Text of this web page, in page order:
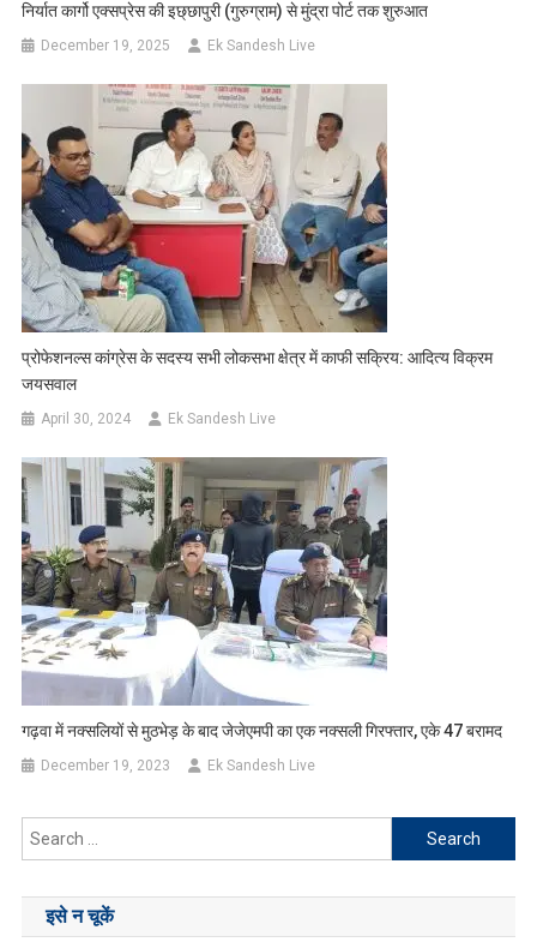
निर्यात कार्गो एक्सप्रेस की इछ्छापुरी (गुरुग्राम) से मुंद्रा पोर्ट तक शुरुआत
December 19, 2025 Ek Sandesh Live
प्रोफेशनल्स कांग्रेस के सदस्य सभी लोकसभा क्षेत्र में काफी सक्रिय: आदित्य विक्रम
जयसवाल
April 30, 2024 Ek Sandesh Live
गढ़वा में नक्सलियों से मुठभेड़ के बाद जेजेएमपी का एक नक्सली गिरफ्तार, एके 47 बरामद
December 19, 2023 Ek Sandesh Live
Search
for:
इसे न चूकें